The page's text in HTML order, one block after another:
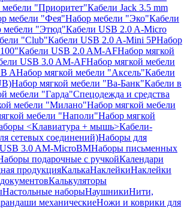
"Приоритет"Кабели Jack 3.5 mm
мебели "Фея"Набор мебели "Эко"Кабели
мебели "Этюд"Кабели USB 2.0 A-Micro
"Club"Кабели USB 2.0 A-Mini 5PНабор
Кабели USB 2.0 AM-AFНабор мягкой
USB 3.0 AM-AFНабор мягкой мебели
AНабор мягкой мебели "Аксель"Кабели
Набор мягкой мебели "Ва-Банк"Кабели в
мебели "Гарда"Спецодежда и средства
мебели "Милано"Набор мягкой мебели
мебели "Наполи"Набор мягкой
<Клавиатура + мышь>Кабели-
сетевых соединений)Наборы для
3.0 AM-MicroBMНаборы письменных
подарочные с ручкойКалендари
продукцияКалькаНаклейкиНаклейки
Калькуляторы
Настольные наборыНаушникиНити,
механическиеНожи и коврики для